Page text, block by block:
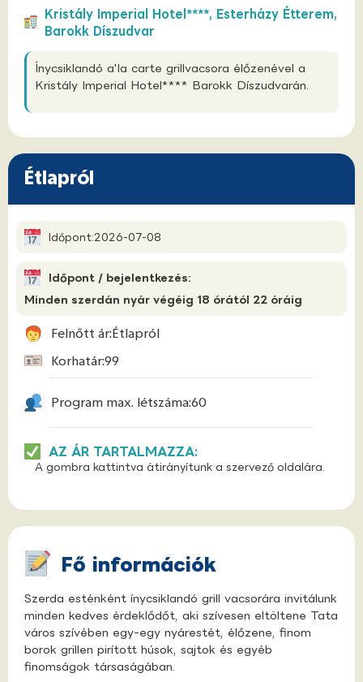
Kristály Imperial Hotel****, Esterházy Étterem,
Barokk Díszudvar
Ínycsiklandó a'la carte grillvacsora élőzenével a
Kristály Imperial Hotel**** Barokk Díszudvarán.
Étlapról
Időpont:2026-07-08
Időpont / bejelentkezés:
Minden szerdán nyár végéig 18 órától 22 óráig
Felnőtt ár:Étlapról
Korhatár:99
Program max. létszáma:60
AZ ÁR TARTALMAZZA:
A gombra kattintva átirányítunk a szervező oldalára.
Fő információk
Szerda esténként ínycsiklandó grill vacsorára invitálunk
minden kedves érdeklődőt, aki szívesen eltöltene Tata
város szívében egy-egy nyárestét, élőzene, finom
borok grillen pirított húsok, sajtok és egyéb
finomságok társaságában.